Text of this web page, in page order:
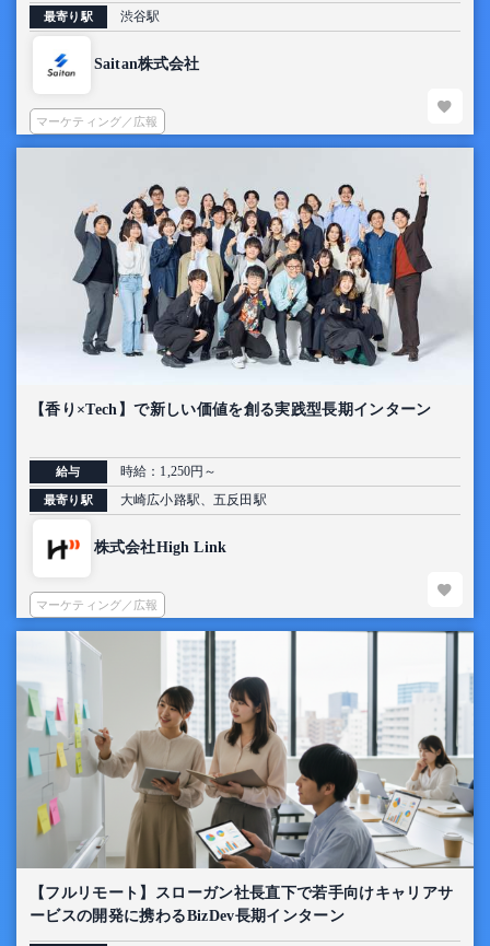
最寄り駅 渋谷駅
Saitan株式会社
マーケティング／広報
【香り×Tech】で新しい価値を創る実践型長期インターン
給与 時給：1,250円～
最寄り駅 大崎広小路駅、五反田駅
株式会社High Link
マーケティング／広報
【フルリモート】スローガン社長直下で若手向けキャリアサ
ービスの開発に携わるBizDev長期インターン